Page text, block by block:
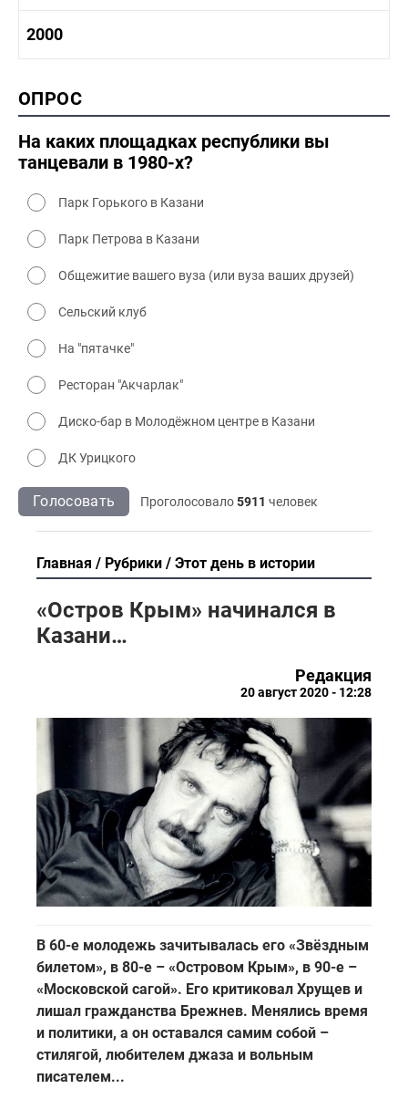
1980-1990 культура
1990-2000 культура
2000
2000 промышленность
2000 культура
ОПРОС
На каких площадках республики вы
танцевали в 1980-х?
Парк Горького в Казани
Парк Петрова в Казани
Общежитие вашего вуза (или вуза ваших друзей)
Сельский клуб
На "пятачке"
Ресторан "Акчарлак"
Диско-бар в Молодёжном центре в Казани
ДК Урицкого
Голосовать Проголосовало5911 человек
Главная Рубрики Этот день в истории
«Остров Крым» начинался в
Казани…
Редакция
20 август 2020 - 12:28
В 60-е молодежь зачитывалась его «Звёздным
билетом», в 80-е – «Островом Крым», в 90-е –
«Московской сагой». Его критиковал Хрущев и
лишал гражданства Брежнев. Менялись время
и политики, а он оставался самим собой –
стилягой, любителем джаза и вольным
писателем...